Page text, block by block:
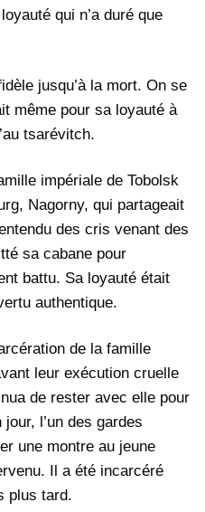
qui n’a duré que
jusqu’à la mort. On se
même pour sa loyauté à
tsarévitch.
impériale de Tobolsk
Nagorny, qui partageait
des cris venant des
sa cabane pour
battu. Sa loyauté était
authentique.
de la famille
leur exécution cruelle
de rester avec elle pour
l’un des gardes
une montre au jeune
Il a été incarcéré
plus tard.